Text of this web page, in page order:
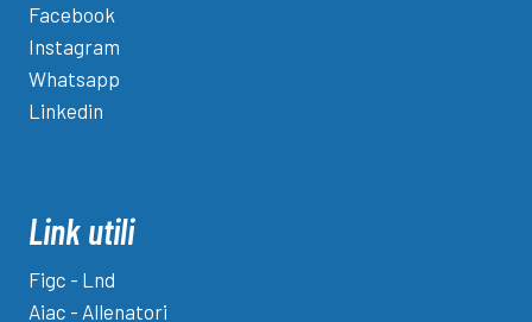
Facebook
Instagram
Whatsapp
Linkedin
Link utili
Figc - Lnd
Aiac - Allenatori